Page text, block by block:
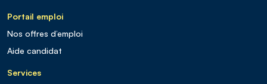
Portail emploi
Nos offres d’emploi
Aide candidat
Services